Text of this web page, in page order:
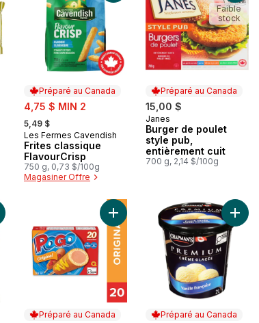
Préparé au Canada
sale:
4,75 $ MIN 2
, formerly:
5,49 $
Préparé au Canada
Les Fermes Cavendish
Frites classique
FlavourCrisp
750 g, 0,73 $/100g
Magasiner Offre
Préparé au Canada
15,00 $
Préparé au Canada
Janes
Burger de poulet
style pub,
entièrement cuit
700 g, 2,14 $/100g
Faible
stock
Frites de poulet au panier
Préparé au Canada
Ajouter Saucisses sur bâtonnet
Préparé au Canada